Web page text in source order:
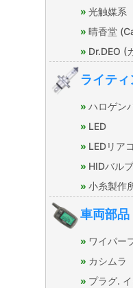
光触媒系
晴香堂
Dr.DEO (
ライテ
ハロゲン
LED
LEDリア
HIDバルブ
小糸製作
車両部品
ワイパー
カシムラ
プラグ.